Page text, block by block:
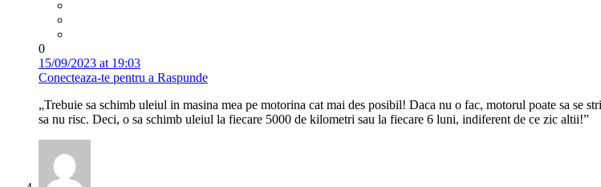
0
15/09/2023 at 19:03
Conecteaza-te pentru a Raspunde
„Trebuie sa schimb uleiul in masina mea pe motorina cat mai des posibil! Daca nu o fac, motorul poate sa se
sa nu risc. Deci, o sa schimb uleiul la fiecare 5000 de kilometri sau la fiecare 6 luni, indiferent de ce zic altii!”